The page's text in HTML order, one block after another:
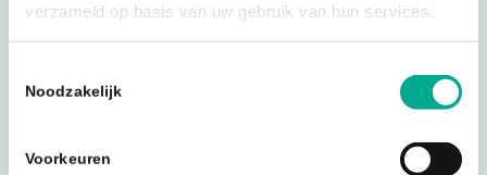
verzameld op basis van uw gebruik van hun services.
Noodzakelijk
Voorkeuren
Naam
Voornaam
Achternaam